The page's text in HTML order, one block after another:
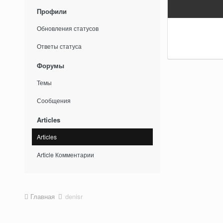
Профили
Обновления статусов
Ответы статуса
Форумы
Темы
Сообщения
Articles
Articles
Article Комментарии
Главная denisr